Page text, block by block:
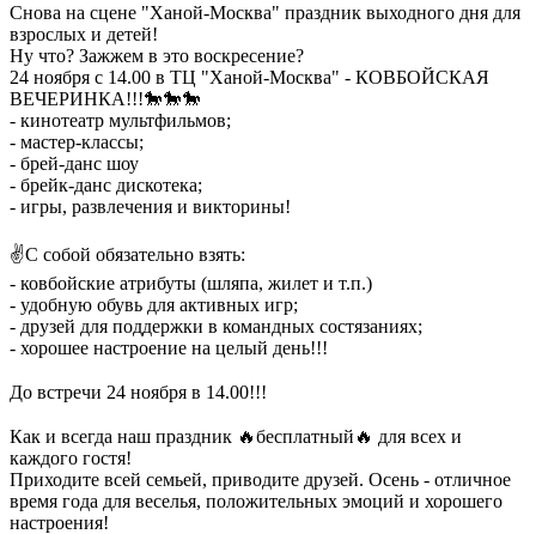
Снова на сцене "Ханой-Москва" праздник выходного дня для
взрослых и детей!
Ну что? Зажжем в это воскресение?
24 ноября с 14.00 в ТЦ "Ханой-Москва" - КОВБОЙСКАЯ
ВЕЧЕРИНКА!!!🐎🐎🐎
- кинотеатр мультфильмов;
- мастер-классы;
- брей-данс шоу
- брейк-данс дискотека;
- игры, развлечения и викторины!
✌С собой обязательно взять:
- ковбойские атрибуты (шляпа, жилет и т.п.)
- удобную обувь для активных игр;
- друзей для поддержки в командных состязаниях;
- хорошее настроение на целый день!!!
До встречи 24 ноября в 14.00!!!
Как и всегда наш праздник 🔥бесплатный🔥 для всех и
каждого гостя!
Приходите всей семьей, приводите друзей. Осень - отличное
время года для веселья, положительных эмоций и хорошего
настроения!